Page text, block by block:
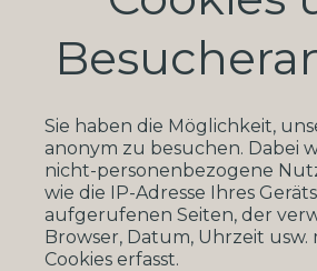
Sie haben die Möglichkeit,
anonym zu besuchen. Dabei
nicht-personenbezogene
wie die IP-Adresse Ihres
aufgerufenen Seiten, der
Browser, Datum, Uhrzeit usw.
Cookies erfasst.